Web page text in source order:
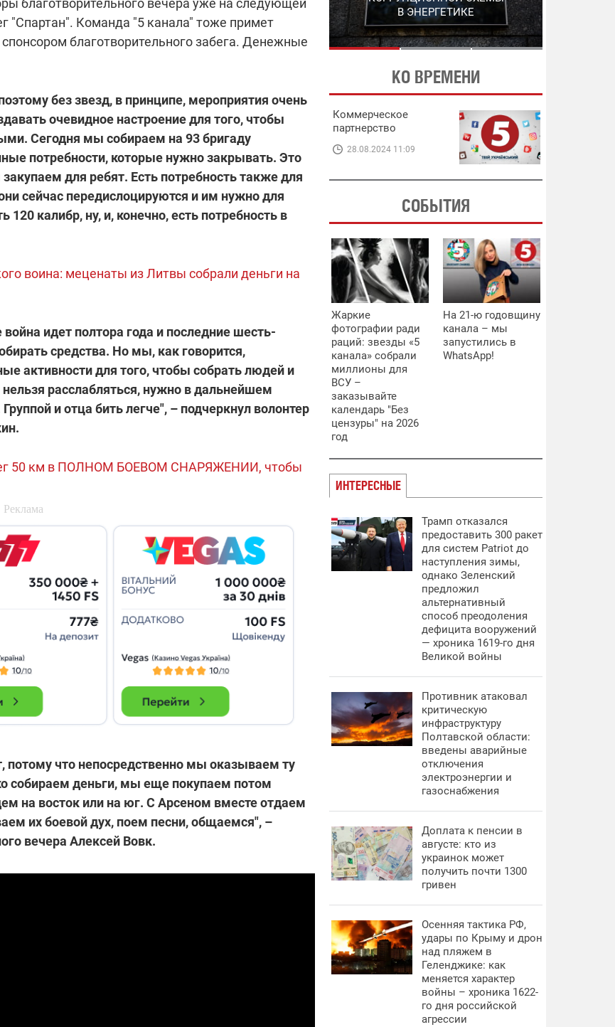
благотворительного вечера уже на следующей
"Спартан". Команда "5 канала" тоже примет
благотворительного забега. Денежные
без звезд, в принципе, мероприятия очень
очевидное настроение для того, чтобы
Сегодня мы собираем на 93 бригаду
потребности, которые нужно закрывать. Это
для ребят. Есть потребность также для
сейчас передислоцируются и им нужно для
калибр, ну, и, конечно, есть потребность в
воина: меценаты из Литвы собрали деньги на
идет полтора года и последние шесть-
средства. Но мы, как говорится,
активности для того, чтобы собрать людей и
расслабляться, нужно в дальнейшем
и отца бить легче", – подчеркнул волонтер
50 км в ПОЛНОМ БОЕВОМ СНАРЯЖЕНИИ, чтобы
что непосредственно мы оказываем ту
деньги, мы еще покупаем потом
на восток или на юг. С Арсеном вместе отдаем
их боевой дух, поем песни, общаемся", –
вечера Алексей Вовк.
В ЭНЕРГЕТИКЕ
ЭНЕРГЕТИКЕ
КО ВРЕМЕНИ
Коммерческое
партнерство
28.08.2024 11:09
СОБЫТИЯ
Жаркие
фотографии ради
раций: звезды «5
канала» собрали
миллионы для
ВСУ –
заказывайте
календарь "Без
цензуры" на 2026
год
На 21-ю годовщину
канала – мы
запустились в
WhatsApp!
ИНТЕРЕСНЫЕ
Трамп отказался
предоставить 300 ракет
для систем Patriot до
наступления зимы,
однако Зеленский
предложил
альтернативный
способ преодоления
дефицита вооружений
— хроника 1619-го дня
Великой войны
Противник атаковал
критическую
инфраструктуру
Полтавской области:
введены аварийные
отключения
электроэнергии и
газоснабжения
Доплата к пенсии в
августе: кто из
украинок может
получить почти 1300
гривен
Осенняя тактика РФ,
удары по Крыму и дрон
над пляжем в
Геленджике: как
меняется характер
войны – хроника 1622-
го дня российской
агрессии